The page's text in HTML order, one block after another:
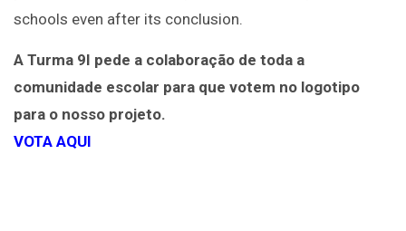
schools even after its conclusion.
A Turma 9I pede a colaboração de toda a
comunidade escolar para que votem no logotipo
para o nosso projeto.
VOTA AQUI